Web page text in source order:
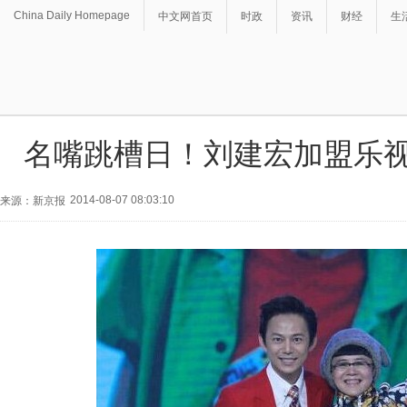
China Daily Homepage 中文网首页 时政 资讯 财经 生
名嘴跳槽日！刘建宏加盟乐
来源：新京报 2014-08-07 08:03:10